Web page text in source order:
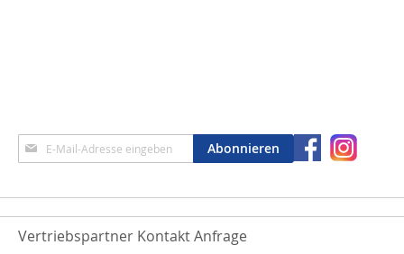
Anmeldung
zum
Abonnieren
Vertriebspartner Kontakt Anfrage